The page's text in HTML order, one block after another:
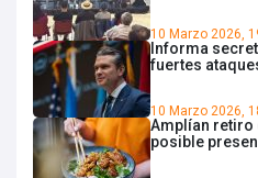
10 Marzo 2026,
Informa
fuertes
10 Marzo 2026,
Amplían
posible